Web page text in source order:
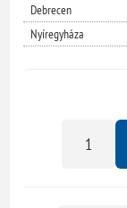
Debrecen
Nyíregyháza